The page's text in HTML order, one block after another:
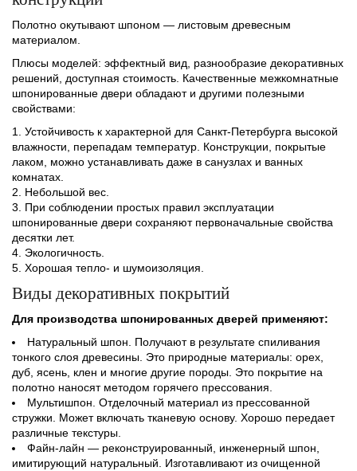
Полотно окутывают шпоном — листовым древесным
материалом.
Плюсы моделей: эффектный вид, разнообразие декоративных
решений, доступная стоимость. Качественные межкомнатные
шпонированные двери обладают и другими полезными
свойствами:
Устойчивость к характерной для Санкт-Петербурга высокой
влажности, перепадам температур. Конструкции, покрытые
лаком, можно устанавливать даже в санузлах и ванных
комнатах.
Небольшой вес.
При соблюдении простых правил эксплуатации
шпонированные двери сохраняют первоначальные свойства
десятки лет.
Экологичность.
Хорошая тепло- и шумоизоляция.
Виды декоративных покрытий
Для производства шпонированных дверей применяют:
Натуральный шпон. Получают в результате спиливания
тонкого слоя древесины. Это природные материалы: орех,
дуб, ясень, клен и многие другие породы. Это покрытие на
полотно наносят методом горячего прессования.
Мультишпон. Отделочный материал из прессованной
стружки. Может включать тканевую основу. Хорошо передает
различные текстуры.
Файн-лайн — реконструированный, инженерный шпон,
имитирующий натуральный. Изготавливают из очищенной